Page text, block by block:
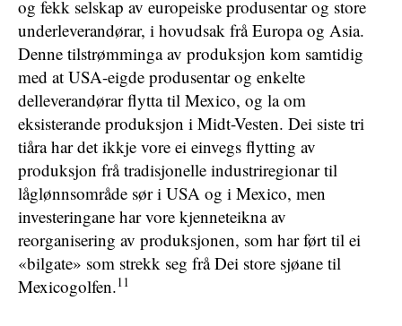
og fekk selskap av europeiske produsentar og store
underleverandørar, i hovudsak frå Europa og Asia.
Denne tilstrømminga av produksjon kom samtidig
med at USA-eigde produsentar og enkelte
delleverandørar flytta til Mexico, og la om
eksisterande produksjon i Midt-Vesten. Dei siste tri
tiåra har det ikkje vore ei einvegs flytting av
produksjon frå tradisjonelle industriregionar til
låglønnsområde sør i USA og i Mexico, men
investeringane har vore kjenneteikna av
reorganisering av produksjonen, som har ført til ei
«bilgate» som strekk seg frå Dei store sjøane til
Mexicogolfen.11